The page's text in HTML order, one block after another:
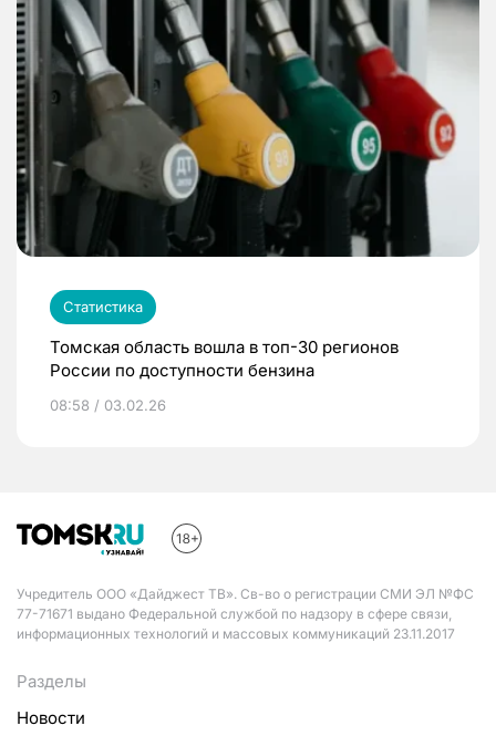
Статистика
Томская область вошла в топ-30 регионов
России по доступности бензина
08:58 / 03.02.26
Учредитель ООО «Дайджест ТВ». Св-во о регистрации СМИ ЭЛ №ФС
77-71671 выдано Федеральной службой по надзору в сфере связи,
информационных технологий и массовых коммуникаций 23.11.2017
Разделы
Новости